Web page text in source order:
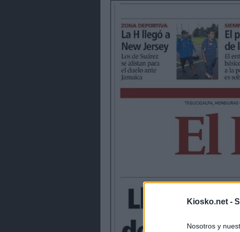
Kiosko.net -
Nosotros y